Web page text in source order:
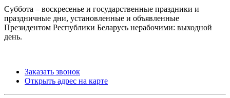
Суббота – воскресенье и государственные праздники и
праздничные дни, установленные и объявленные
Президентом Республики Беларусь нерабочими: выходной
день.
Заказать звонок
Открыть адрес на карте